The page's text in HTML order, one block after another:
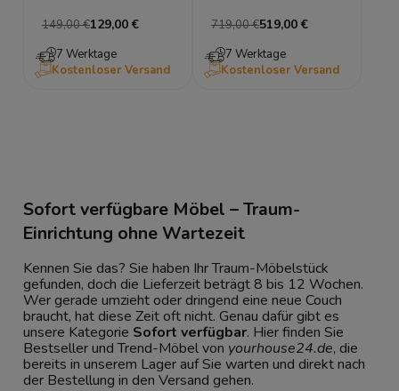
Fach
129,00 €
149,00 €
7 Werktage
Kostenloser Versand
Bettkasten519,00 €
719,00 €
7 Werktage
Kostenloser Versand
Sofort verfügbare Möbel – Traum-
Einrichtung ohne Wartezeit
Kennen Sie das? Sie haben Ihr Traum-Möbelstück
gefunden, doch die Lieferzeit beträgt 8 bis 12 Wochen.
Wer gerade umzieht oder dringend eine neue Couch
braucht, hat diese Zeit oft nicht. Genau dafür gibt es
unsere Kategorie Sofort verfügbar. Hier finden Sie
Bestseller und Trend-Möbel von yourhouse24.de, die
bereits in unserem Lager auf Sie warten und direkt nach
der Bestellung in den Versand gehen.